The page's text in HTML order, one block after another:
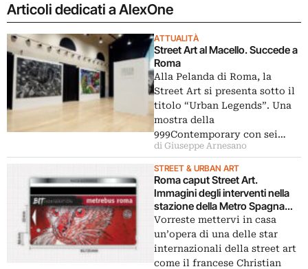
Articoli dedicati a AlexOne
ATTUALITÀ
Street Art al Macello. Succede a
Roma
Alla Pelanda di Roma, la
Street Art si presenta sotto il
titolo “Urban Legends”. Una
mostra della
999Contemporary con sei…
di Giuseppe Arnesano
STREET & URBAN ART
Roma caput Street Art.
Immagini degli interventi nella
stazione della Metro Spagna
nell’ambito del gemellaggio
Italia-Francia: e del biglietto
d’artista che potete
aggiudicarvi…
Vorreste mettervi in casa
un’opera di una delle star
internazionali della street art
come il francese Christian